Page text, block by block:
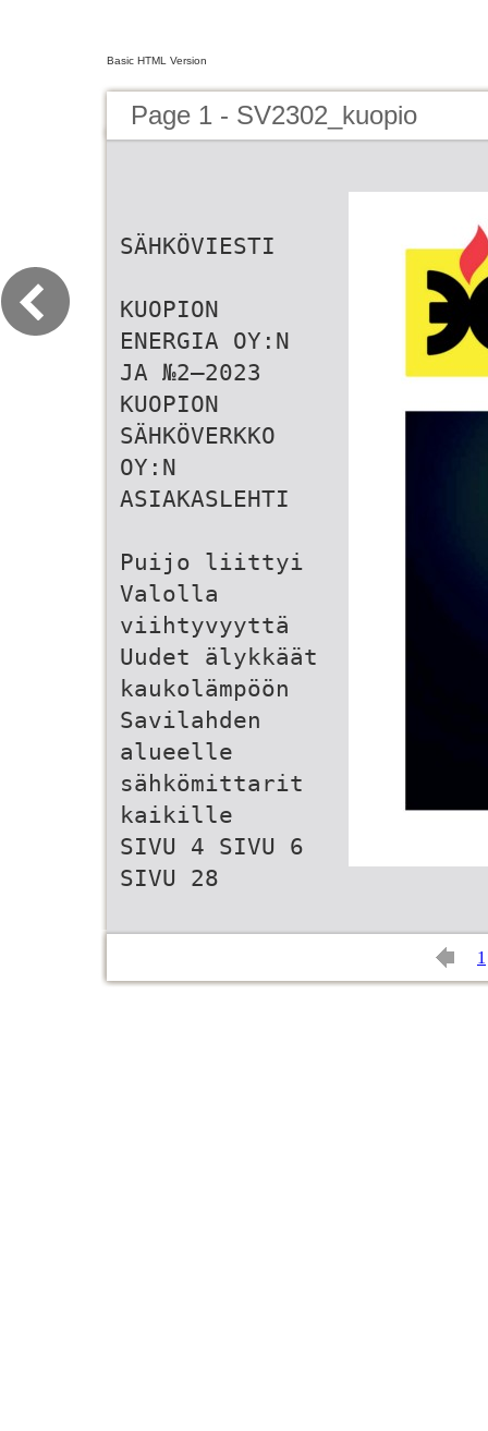
Basic HTML Version
Page 1 - SV2302_kuopio
SÄHKÖVIESTI
KUOPION
ENERGIA OY:N
JA №2–2023
KUOPION
SÄHKÖVERKKO
OY:N
ASIAKASLEHTI
Puijo liittyi
Valolla
viihtyvyyttä
Uudet älykkäät
kaukolämpöön
Savilahden
alueelle
sähkömittarit
kaikille
SIVU 4 SIVU 6
SIVU 28
1